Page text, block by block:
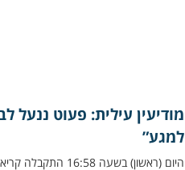
מודיעין עילית: פעוט ננעל
למגע”
היום (ראשון) בשעה 16:58 התקבלה קריאה במוקד ידידים, אודות פעוט כבן שנתיים שננעל ברכב בשגגה לעיני אימו, ברחוב רבינו תם,